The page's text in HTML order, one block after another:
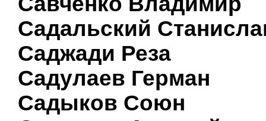
Садальский
Саджади Реза
Садулаев Герман
Садыков Союн